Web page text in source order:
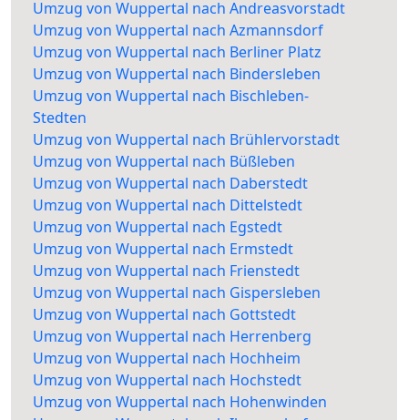
Umzug von Wuppertal nach Andreasvorstadt
Umzug von Wuppertal nach Azmannsdorf
Umzug von Wuppertal nach Berliner Platz
Umzug von Wuppertal nach Bindersleben
Umzug von Wuppertal nach Bischleben-
Stedten
Umzug von Wuppertal nach Brühlervorstadt
Umzug von Wuppertal nach Büßleben
Umzug von Wuppertal nach Daberstedt
Umzug von Wuppertal nach Dittelstedt
Umzug von Wuppertal nach Egstedt
Umzug von Wuppertal nach Ermstedt
Umzug von Wuppertal nach Frienstedt
Umzug von Wuppertal nach Gispersleben
Umzug von Wuppertal nach Gottstedt
Umzug von Wuppertal nach Herrenberg
Umzug von Wuppertal nach Hochheim
Umzug von Wuppertal nach Hochstedt
Umzug von Wuppertal nach Hohenwinden